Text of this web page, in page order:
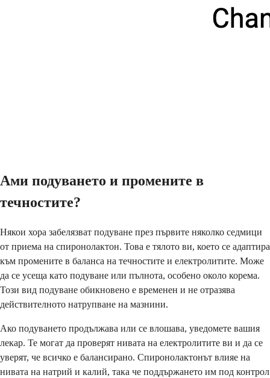
Ами подуването и промените в
течностите?
Някои хора забелязват подуване през първите няколко седмици
от приема на спиронолактон. Това е тялото ви, което се адаптира
към промените в баланса на течностите и електролитите. Може
да се усеща като подуване или пълнота, особено около корема.
Този вид подуване обикновено е временен и не отразява
действителното натрупване на мазнини.
Ако подуването продължава или се влошава, уведомете вашия
лекар. Те могат да проверят нивата на електролитите ви и да се
уверят, че всичко е балансирано. Спиронолактонът влияе на
нивата на натрий и калий, така че поддържането им под контрол